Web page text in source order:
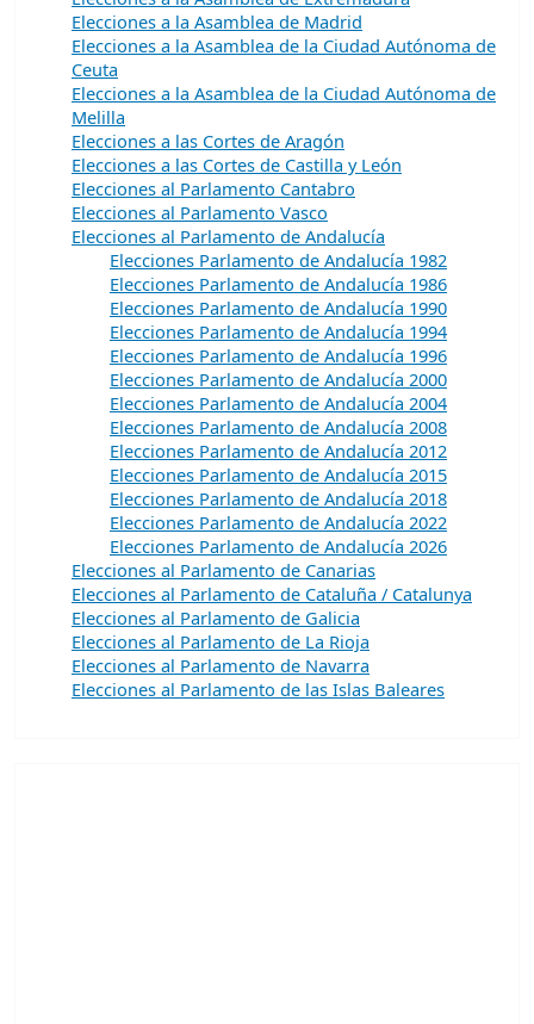
Elecciones a la Asamblea de Madrid
Elecciones a la Asamblea de la Ciudad Autónoma de
Ceuta
Elecciones a la Asamblea de la Ciudad Autónoma de
Melilla
Elecciones a las Cortes de Aragón
Elecciones a las Cortes de Castilla y León
Elecciones al Parlamento Cantabro
Elecciones al Parlamento Vasco
Elecciones al Parlamento de Andalucía
Elecciones Parlamento de Andalucía 1982
Elecciones Parlamento de Andalucía 1986
Elecciones Parlamento de Andalucía 1990
Elecciones Parlamento de Andalucía 1994
Elecciones Parlamento de Andalucía 1996
Elecciones Parlamento de Andalucía 2000
Elecciones Parlamento de Andalucía 2004
Elecciones Parlamento de Andalucía 2008
Elecciones Parlamento de Andalucía 2012
Elecciones Parlamento de Andalucía 2015
Elecciones Parlamento de Andalucía 2018
Elecciones Parlamento de Andalucía 2022
Elecciones Parlamento de Andalucía 2026
Elecciones al Parlamento de Canarias
Elecciones al Parlamento de Cataluña / Catalunya
Elecciones al Parlamento de Galicia
Elecciones al Parlamento de La Rioja
Elecciones al Parlamento de Navarra
Elecciones al Parlamento de las Islas Baleares